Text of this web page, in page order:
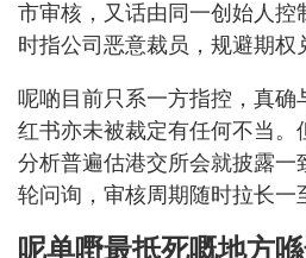
市审核，又话由同一创始人控
时指公司恶意裁员，规避期权
呢啲目前只系一方指控，真确
红书亦未被裁定有任何不当。
分析普遍估港交所会就披露一
轮问询，审核周期随时拉长一
呢单嘢最抵死嘅地方喺